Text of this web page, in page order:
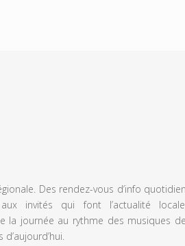
Des rendez-vous d’info
invités qui font l’actualité
la journée au rythme des musiques